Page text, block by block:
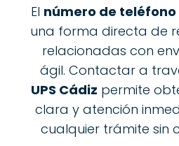
El número de teléfono
una forma directa de
relacionadas con
ágil. Contactar a
UPS Cádiz permite
clara y atención
cualquier trámite sin